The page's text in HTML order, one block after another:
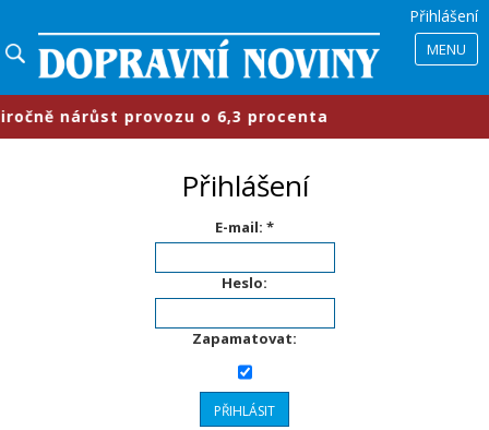
Přihlášení
MENU
nárůst provozu o 6,3 procenta
Přihlášení
E-mail: *
Heslo:
Zapamatovat: